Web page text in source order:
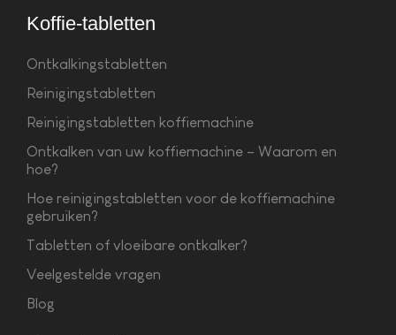
Koffie-tabletten
Ontkalkingstabletten
Reinigingstabletten
Reinigingstabletten koffiemachine
Ontkalken van uw koffiemachine – Waarom en
hoe?
Hoe reinigingstabletten voor de koffiemachine
gebruiken?
Tabletten of vloeibare ontkalker?
Veelgestelde vragen
Blog